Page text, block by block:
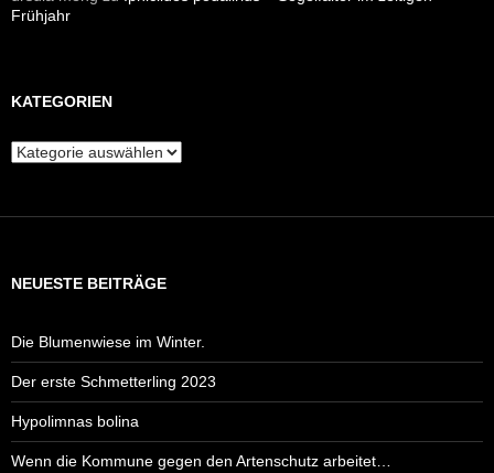
Frühjahr
KATEGORIEN
Kategorien
NEUESTE BEITRÄGE
Die Blumenwiese im Winter.
Der erste Schmetterling 2023
Hypolimnas bolina
Wenn die Kommune gegen den Artenschutz arbeitet…